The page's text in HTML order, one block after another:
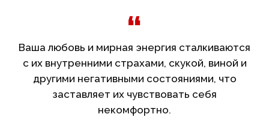
Ваша любовь и мирная энергия сталкиваются
с их внутренними страхами, скукой, виной и
другими негативными состояниями, что
заставляет их чувствовать себя
некомфортно.